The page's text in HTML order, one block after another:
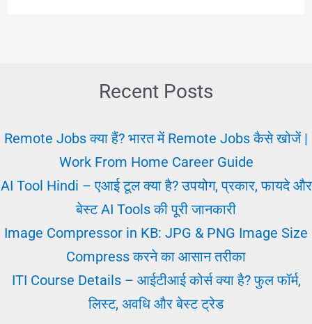
में
बढ़ने
रणनीति
Recent Posts
Remote Jobs क्या हैं? भारत में Remote Jobs कैसे खोजें |
Work From Home Career Guide
AI Tool Hindi – एआई टूल क्या है? उपयोग, प्रकार, फायदे और
बेस्ट AI Tools की पूरी जानकारी
Image Compressor in KB: JPG & PNG Image Size
Compress करने का आसान तरीका
ITI Course Details – आईटीआई कोर्स क्या है? फुल फॉर्म,
लिस्ट, अवधि और बेस्ट ट्रेड